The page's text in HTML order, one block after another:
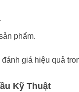
phẩm.
giá hiệu quả
Kỹ Thuật